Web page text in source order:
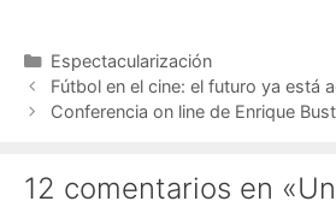
Categorías
Espectacularización
Fútbol en el cine: el futuro ya está
Conferencia on line de Enrique
12 comentarios en